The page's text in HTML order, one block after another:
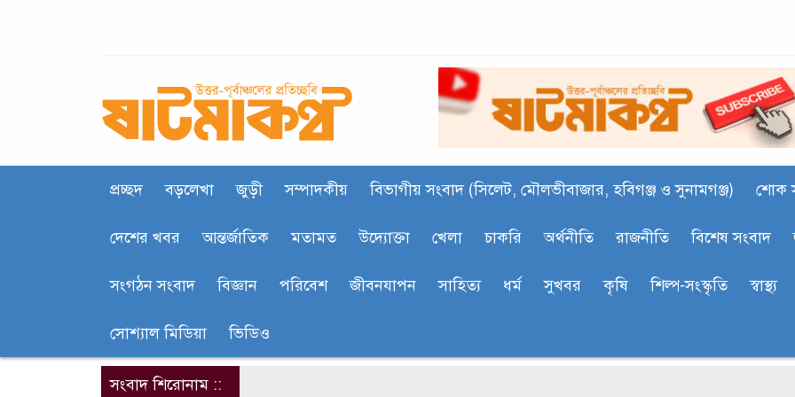
প্রচ্ছদ বড়লেখা জুড়ী সম্পাদকীয় বিভাগীয় সংবাদ (সিলেট, মৌলভীবাজার, হবিগঞ্জ ও সুনামগঞ্জ) শোক
দেশের খবর আন্তর্জাতিক মতামত উদ্যোক্তা খেলা চাকরি অর্থনীতি রাজনীতি বিশেষ সংবাদ
সংগঠন সংবাদ বিজ্ঞান পরিবেশ জীবনযাপন সাহিত‍্য ধর্ম সুখবর কৃষি শিল্প-সংস্কৃতি স্বাস্থ্য
সোশ্যাল মিডিয়া ভিডিও
সংবাদ শিরোনাম ::